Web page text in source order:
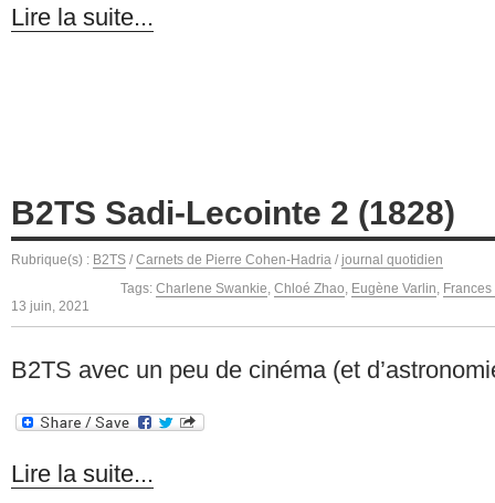
Lire la suite...
B2TS Sadi-Lecointe 2 (1828)
Rubrique(s) : B2TS / Carnets de Pierre Cohen-Hadria / journal quotidien
Tags: Charlene Swankie Chloé Zhao Eugène Varlin
13 juin, 2021
B2TS avec un peu de cinéma (et
Lire la suite...